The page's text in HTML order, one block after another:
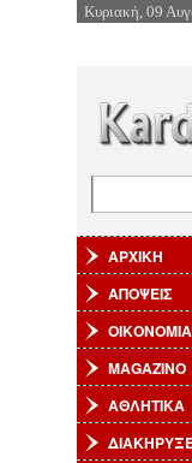
Κυριακή, 09
ΑΡΧΙΚΗ
ΑΠΟΨΕΙΣ
MAGAZINO
ΑΘΛΗΤΙΚΑ